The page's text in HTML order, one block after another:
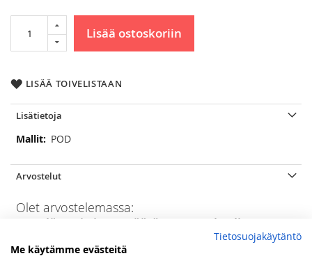
Lisää ostoskoriin
LISÄÄ TOIVELISTAAN
Lisätietoja
LisätietojaPOD
Arvostelut
Olet arvostelemassa:
POD lämmittimen säätörattaan akseli
Tietosuojakäytäntö
Me käytämme evästeitä